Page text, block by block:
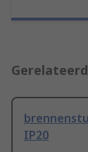
IP20